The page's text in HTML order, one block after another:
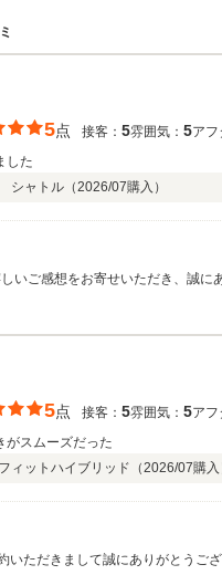
5点 接客： 5雰囲気： 5アフ
した
シャトル（2026/07購入）
いご感想をお寄せいただき、誠にあ
5点 接客： 5雰囲気： 5アフ
がスムーズだった
ィットハイブリッド（2026/07購入
いただきまして誠にありがとうご